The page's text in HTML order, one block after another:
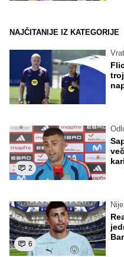
NAJČITANIJE IZ KATEGORIJE
2
6